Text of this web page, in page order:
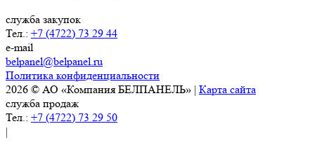
служба закупок
Тел.: +7 (4722) 73 29 44
e-mail
belpanel@belpanel.ru
Политика конфиденциальности
2026 © АО «Компания БЕЛПАНЕЛЬ» | Карта сайта
служба продаж
Тел.: +7 (4722) 73 29 50
|